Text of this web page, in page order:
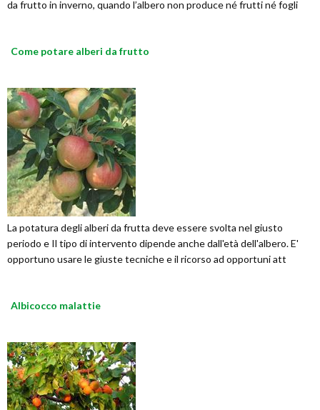
da frutto in inverno, quando l’albero non produce né frutti né fogli
Come potare alberi da frutto
La potatura degli alberi da frutta deve essere svolta nel giusto
periodo e Il tipo di intervento dipende anche dall'età dell'albero. E'
opportuno usare le giuste tecniche e il ricorso ad opportuni att
Albicocco malattie